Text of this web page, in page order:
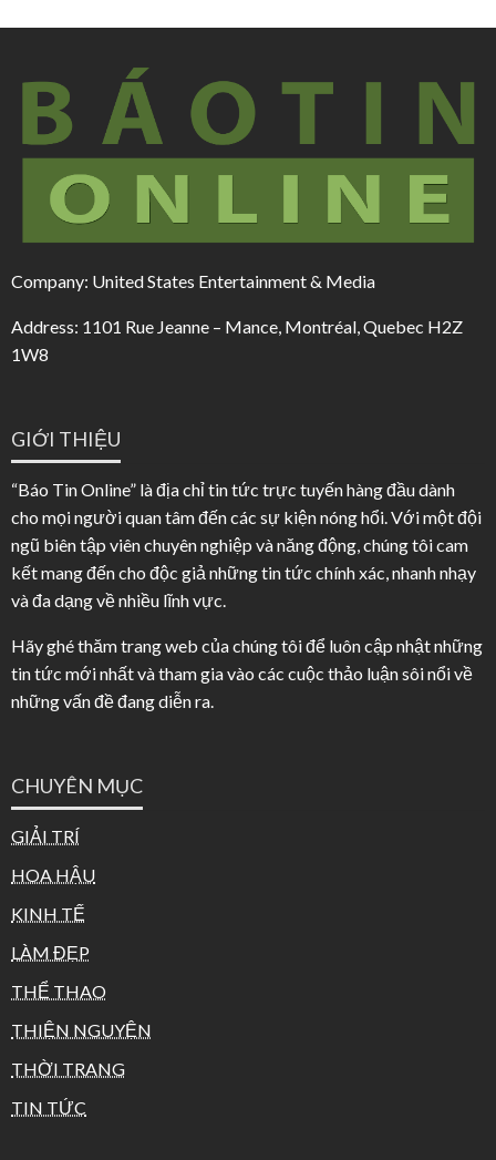
Company: United States Entertainment & Media
Address: 1101 Rue Jeanne – Mance, Montréal, Quebec H2Z
1W8
GIỚI THIỆU
“Báo Tin Online” là địa chỉ tin tức trực tuyến hàng đầu dành
cho mọi người quan tâm đến các sự kiện nóng hổi. Với một đội
ngũ biên tập viên chuyên nghiệp và năng động, chúng tôi cam
kết mang đến cho độc giả những tin tức chính xác, nhanh nhạy
và đa dạng về nhiều lĩnh vực.
Hãy ghé thăm trang web của chúng tôi để luôn cập nhật những
tin tức mới nhất và tham gia vào các cuộc thảo luận sôi nổi về
những vấn đề đang diễn ra.
CHUYÊN MỤC
GIẢI TRÍ
HOA HẬU
KINH TẾ
LÀM ĐẸP
THỂ THAO
THIỆN NGUYỆN
THỜI TRANG
TIN TỨC